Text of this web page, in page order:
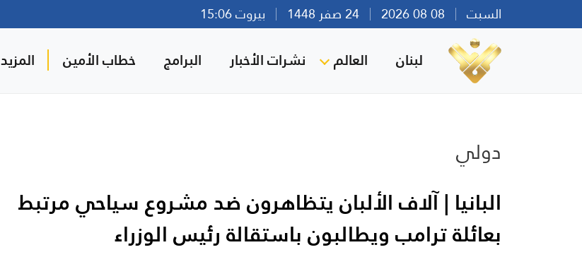
السبت بيروت 15:06
لبنان العالم نشرات الأخبار البرامج خطاب الأمين المزيد
دولي
البانيا | آلاف الألبان يتظاهرون ضد مشروع سياحي مرتبط
بعائلة ترامب ويطالبون باستقالة رئيس الوزراء